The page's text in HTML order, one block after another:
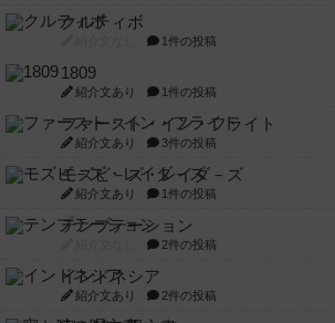
クルティボ
1件の投稿
1809
紹介文あり 1件の投稿
ファースト・イン・フライト
紹介文あり 3件の投稿
モズビ－ズ・レイダ－ズ
紹介文あり 1件の投稿
テンプテーション
2件の投稿
インドネシア
紹介文あり 2件の投稿